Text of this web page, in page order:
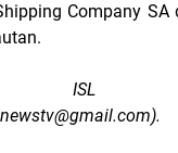
Company SA
ISL